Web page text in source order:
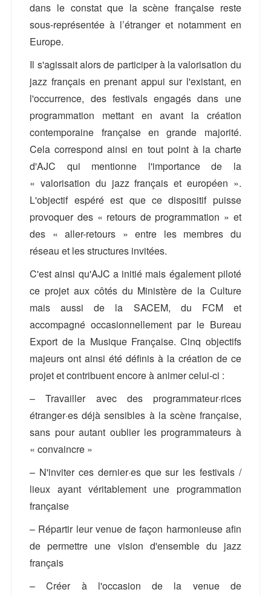
dans le constat que la scène française reste
sous-représentée à l’étranger et notamment en
Europe.
Il s'agissait alors de participer à la valorisation du
jazz français en prenant appui sur l'existant, en
l'occurrence, des festivals engagés dans une
programmation mettant en avant la création
contemporaine française en grande majorité.
Cela correspond ainsi en tout point à la charte
d'AJC qui mentionne l'importance de la
« valorisation du jazz français et européen ».
L'objectif espéré est que ce dispositif puisse
provoquer des « retours de programmation » et
des « aller-retours » entre les membres du
réseau et les structures invitées.
C'est ainsi qu'AJC a initié mais également piloté
ce projet aux côtés du Ministère de la Culture
mais aussi de la SACEM, du FCM et
accompagné occasionnellement par le Bureau
Export de la Musique Française. Cinq objectifs
majeurs ont ainsi été définis à la création de ce
projet et contribuent encore à animer celui-ci :
– Travailler avec des programmateur·rices
étranger·es déjà sensibles à la scène française,
sans pour autant oublier les programmateurs à
« convaincre »
– N'inviter ces dernier·es que sur les festivals /
lieux ayant véritablement une programmation
française
– Répartir leur venue de façon harmonieuse afin
de permettre une vision d'ensemble du jazz
français
– Créer à l'occasion de la venue de